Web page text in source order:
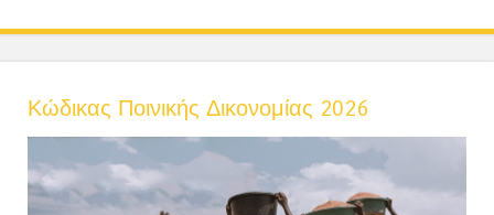
Κώδικας Ποινικής Δικονομίας 2026